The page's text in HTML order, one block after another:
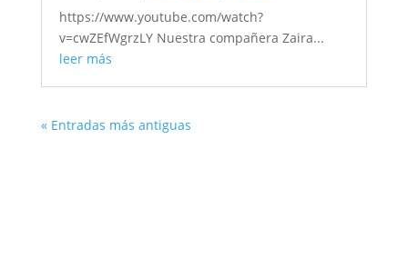
https://www.youtube.com/watch?
v=cwZEfWgrzLY Nuestra compañera Zaira...
leer más
« Entradas más antiguas